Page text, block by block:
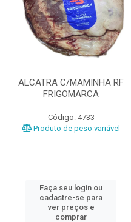
ALCATRA C/MAMINHA RF
FRIGOMARCA
Código: 4733
Produto de peso variável
Faça seu login ou
cadastre-se para
ver preços e
comprar